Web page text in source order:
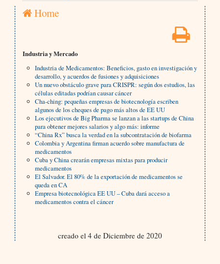
Home
Industria y Mercado
Industria de Medicamentos: Beneficios, gasto en investigación y
desarrollo, y acuerdos de fusiones y adquisiciones
Un nuevo obstáculo grave para CRISPR: según dos estudios, las
células editadas podrían causar cáncer
Cha-ching: pequeñas empresas de biotecnología escriben
algunos de los cheques de pago más altos de EE UU
Los ejecutivos de Big Pharma se lanzan a las startups de China
para obtener mejores salarios y algo más: informe
“China Rx” busca la verdad en la subcontratación de biofarma
Colombia y Argentina firman acuerdo sobre manufactura de
medicamentos
Cuba y China crearán empresas mixtas para producir
medicamentos
El Salvador. El 80% de la exportación de medicamentos se
queda en CA
Empresa biotecnológica EE UU – Cuba dará acceso a
medicamentos contra el cáncer
creado el 4 de Diciembre de 2020